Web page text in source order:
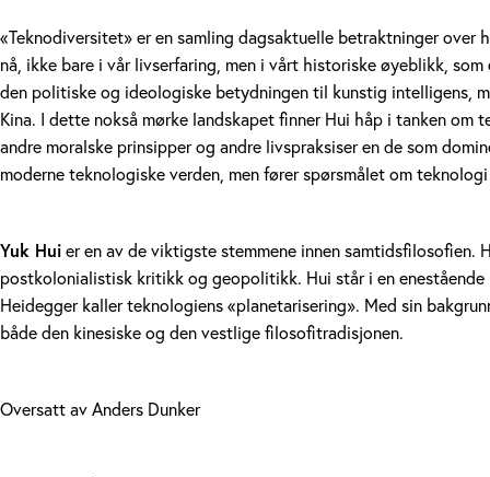
«Teknodiversitet» er en samling dagsaktuelle betraktninger
nå, ikke bare i vår livserfaring, men i vårt historiske øyeblikk,
den politiske og ideologiske betydningen til kunstig intelligens,
Kina. I dette nokså mørke landskapet finner Hui håp i tanken
andre moralske prinsipper og andre livspraksiser en de som
moderne teknologiske verden, men fører spørsmålet om
Yuk Huier en av de viktigste stemmene innen
postkolonialistisk kritikk og geopolitikk. Hui står i en
Heidegger kaller teknologiens «planetarisering». Med sin
både den kinesiske og den vestlige filosofitradisjonen.
Oversatt av Anders Dunker